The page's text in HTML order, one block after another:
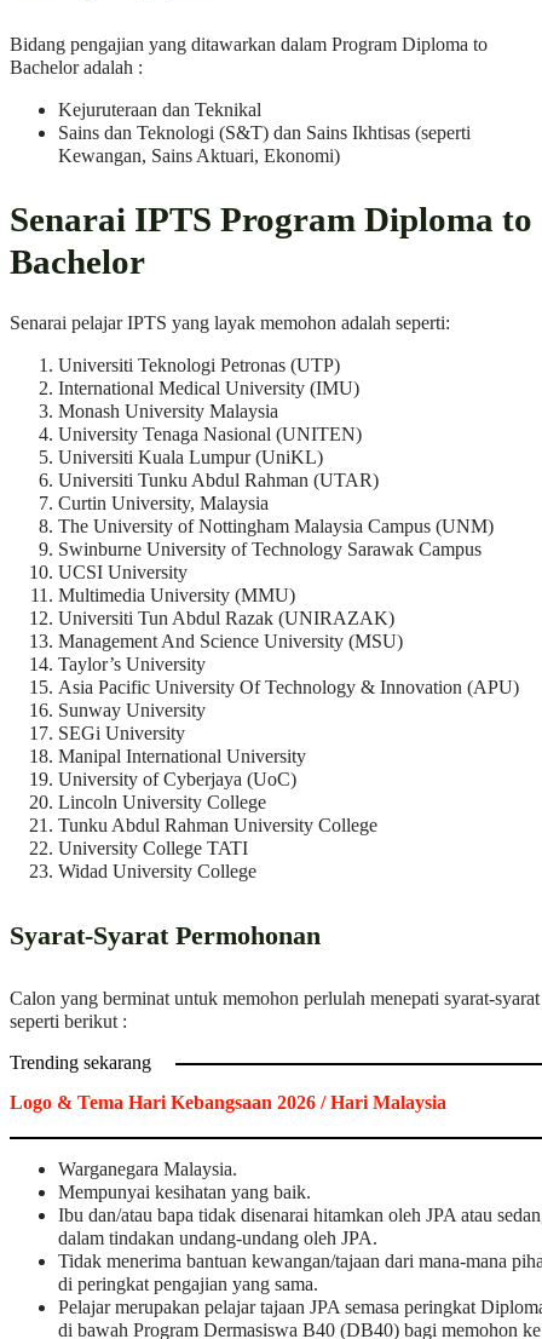
Bidang pengajian yang ditawarkan dalam Program Diploma to
Bachelor adalah :
Kejuruteraan dan Teknikal
Sains dan Teknologi (S&T) dan Sains Ikhtisas (seperti
Kewangan, Sains Aktuari, Ekonomi)
Senarai IPTS Program Diploma to
Bachelor
Senarai pelajar IPTS yang layak memohon adalah seperti:
Universiti Teknologi Petronas (UTP)
International Medical University (IMU)
Monash University Malaysia
University Tenaga Nasional (UNITEN)
Universiti Kuala Lumpur (UniKL)
Universiti Tunku Abdul Rahman (UTAR)
Curtin University, Malaysia
The University of Nottingham Malaysia Campus (UNM)
Swinburne University of Technology Sarawak Campus
UCSI University
Multimedia University (MMU)
Universiti Tun Abdul Razak (UNIRAZAK)
Management And Science University (MSU)
Taylor’s University
Asia Pacific University Of Technology & Innovation (APU)
Sunway University
SEGi University
Manipal International University
University of Cyberjaya (UoC)
Lincoln University College
Tunku Abdul Rahman University College
University College TATI
Widad University College
Syarat-Syarat Permohonan
Calon yang berminat untuk memohon perlulah menepati syarat-syarat
seperti berikut :
Trending sekarang
Logo & Tema Hari Kebangsaan 2026 / Hari Malaysia
Warganegara Malaysia.
Mempunyai kesihatan yang baik.
Ibu dan/atau bapa tidak disenarai hitamkan oleh JPA atau
dalam tindakan undang-undang oleh JPA.
Tidak menerima bantuan kewangan/tajaan dari mana-mana
di peringkat pengajian yang sama.
Pelajar merupakan pelajar tajaan JPA semasa peringkat
di bawah Program Dermasiswa B40 (DB40) bagi memohon ke